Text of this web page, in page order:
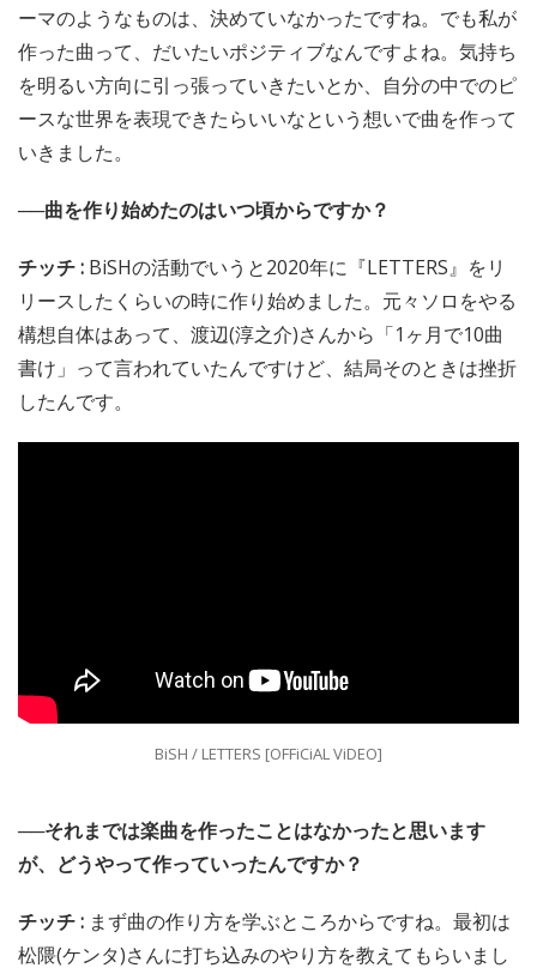
ーマのようなものは、決めていなかったですね。でも私が
作った曲って、だいたいポジティブなんですよね。気持ち
を明るい方向に引っ張っていきたいとか、自分の中でのピ
ースな世界を表現できたらいいなという想いで曲を作って
いきました。
──曲を作り始めたのはいつ頃からですか？
チッチ : BiSHの活動でいうと2020年に『LETTERS』をリ
リースしたくらいの時に作り始めました。元々ソロをやる
構想自体はあって、渡辺(淳之介)さんから「1ヶ月で10曲
書け」って言われていたんですけど、結局そのときは挫折
したんです。
BiSH / LETTERS [OFFiCiAL ViDEO]
──それまでは楽曲を作ったことはなかったと思います
が、どうやって作っていったんですか？
チッチ : まず曲の作り方を学ぶところからですね。最初は
松隈(ケンタ)さんに打ち込みのやり方を教えてもらいまし